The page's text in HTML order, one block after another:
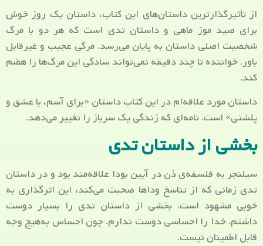
از تأثیرگذارترین داستان‌های این کتاب، داستان یک روز خوش
برای صید موز ماهی و داستان تدی است که هر دو با مرگ
شخصیت اصلی داستان به پایان می‌رسد. مرگی عجیب و غیرقابل
باور. خواننده تا چند دقیقه نمی‌تواند سادگی این مرگ‌ها را هضم
کند.
داستان مورد علاقه‌ام در این کتاب داستان «برای آسم، با عشق و
پلشتی» است. نامه‌ای که زندگی یک سرباز را تغییر می‌دهد.
بخشی از داستان تدی
سیلنجر به فلسفه‌ی ذن در آیین بودا علاقه‌مند بود و در داستان
تدی زمانی که از تناسخ وداها صحبت می‌کند، این اثرگذاری به
خوبی مشهود است. بخشی از داستان تدی را بسیار دوست
داشتم. خدا را احساسی دوست ندارم. چون احساس به‌هیچ وجه
قابل اطمینان نیست.